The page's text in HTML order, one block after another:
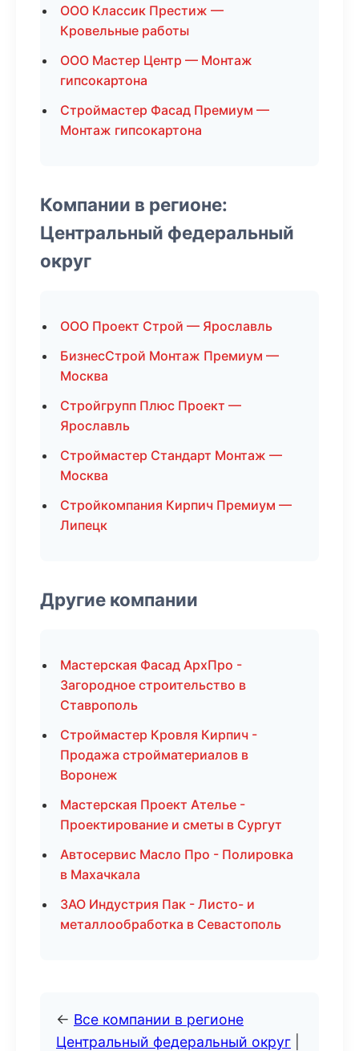
ООО Классик Престиж —
Кровельные работы
ООО Мастер Центр — Монтаж
гипсокартона
Строймастер Фасад Премиум —
Монтаж гипсокартона
Компании в регионе:
Центральный федеральный
округ
ООО Проект Строй — Ярославль
БизнесСтрой Монтаж Премиум —
Москва
Стройгрупп Плюс Проект —
Ярославль
Строймастер Стандарт Монтаж —
Москва
Стройкомпания Кирпич Премиум —
Липецк
Другие компании
Мастерская Фасад АрхПро -
Загородное строительство в
Ставрополь
Строймастер Кровля Кирпич -
Продажа стройматериалов в
Воронеж
Мастерская Проект Ателье -
Проектирование и сметы в Сургут
Автосервис Масло Про - Полировка
в Махачкала
ЗАО Индустрия Пак - Листо- и
металлообработка в Севастополь
← Все компании в регионе
Центральный федеральный округ